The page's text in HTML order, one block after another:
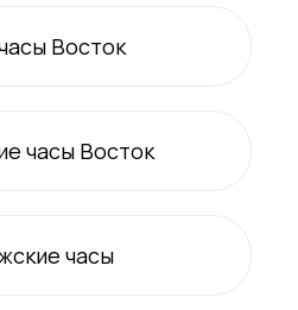
Восток
часы Восток
часы